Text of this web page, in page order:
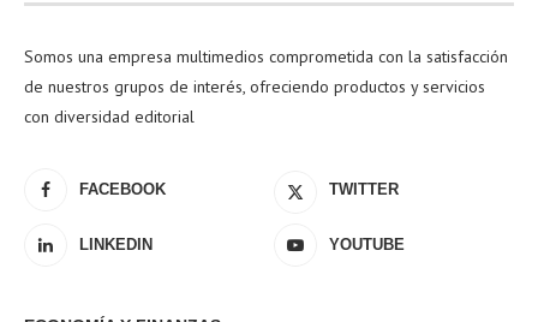
Somos una empresa multimedios comprometida con la satisfacción
de nuestros grupos de interés, ofreciendo productos y servicios
con diversidad editorial
FACEBOOK TWITTER
LINKEDIN YOUTUBE